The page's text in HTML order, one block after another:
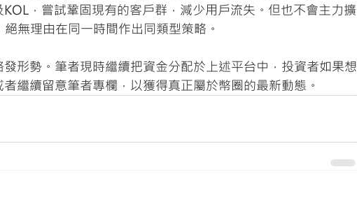
，嘗試鞏固現有的客戶群，減少用戶流失。但也不會主力擴
無理由在同一時間作出同類型策略。
形勢。筆者現時繼續把資金分配於上述平台中，投資者如果想
繼續留意筆者專欄，以獲得真正屬於幣圈的最新動態。